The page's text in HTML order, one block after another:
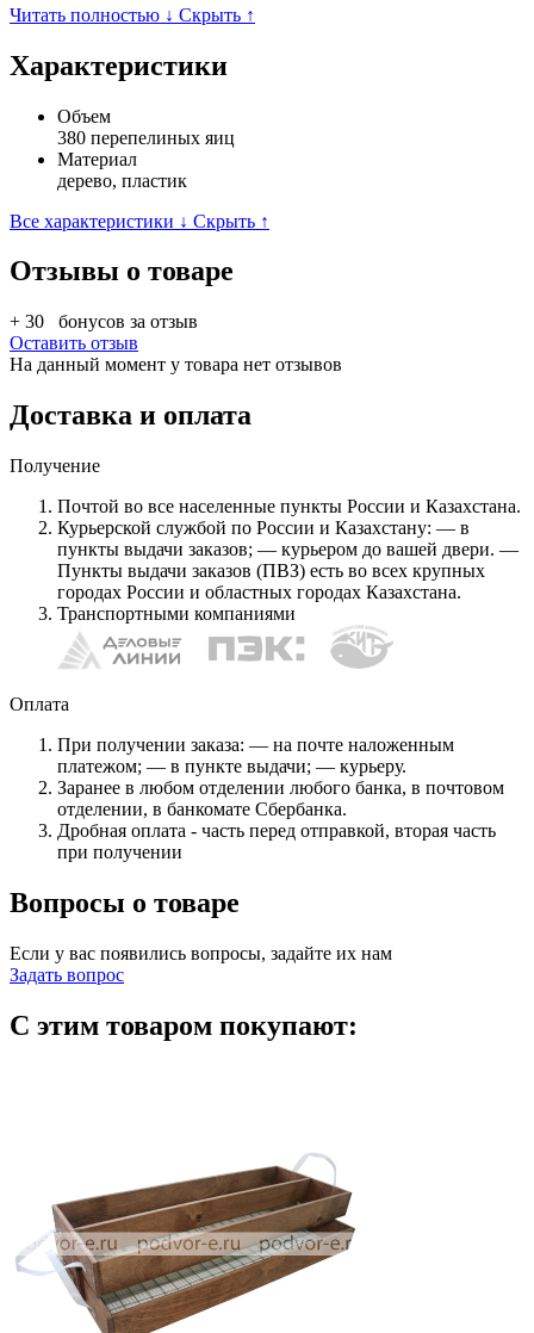
Читать полностью ↓ Скрыть ↑
Характеристики
Объем
380 перепелиных яиц
Материал
дерево, пластик
Все характеристики ↓ Скрыть ↑
Отзывы о товаре
+ 30
бонусов за отзыв
Оставить отзыв
На данный момент у товара нет отзывов
Доставка и оплата
Получение
Почтой во все населенные пункты России и Казахстана.
Курьерской службой по России и Казахстану: — в
пункты выдачи заказов; — курьером до вашей двери. —
Пункты выдачи заказов (ПВЗ) есть во всех крупных
городах России и областных городах Казахстана.
Транспортными компаниями
Оплата
При получении заказа: — на почте наложенным
платежом; — в пункте выдачи; — курьеру.
Заранее в любом отделении любого банка, в почтовом
отделении, в банкомате Сбербанка.
Дробная оплата - часть перед отправкой, вторая часть
при получении
Вопросы о товаре
Если у вас появились вопросы, задайте их нам
Задать вопрос
С этим товаром покупают: